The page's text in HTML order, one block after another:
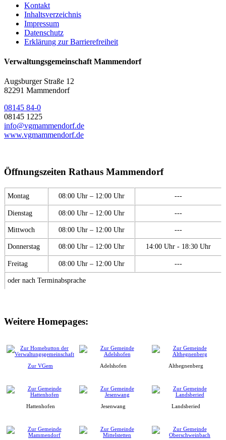
Kontakt
Inhaltsverzeichnis
Impressum
Datenschutz
Erklärung zur Barrierefreiheit
Verwaltungsgemeinschaft Mammendorf
Augsburger Straße 12
82291 Mammendorf
08145 84-0
08145 1225
info@vgmammendorf.de
www.vgmammendorf.de
Öffnungszeiten Rathaus Mammendorf
Montag 08:00 Uhr – 12:00 Uhr ---
Dienstag 08:00 Uhr – 12:00 Uhr ---
Mittwoch 08:00 Uhr – 12:00 Uhr ---
Donnerstag 08:00 Uhr – 12:00 Uhr 14:00 Uhr - 18:30 Uhr
Freitag 08:00 Uhr – 12:00 Uhr ---
oder nach Terminabsprache
Weitere Homepages:
Zur VGem Adelshofen Althegnenberg
Hattenhofen Jesenwang Landsberied